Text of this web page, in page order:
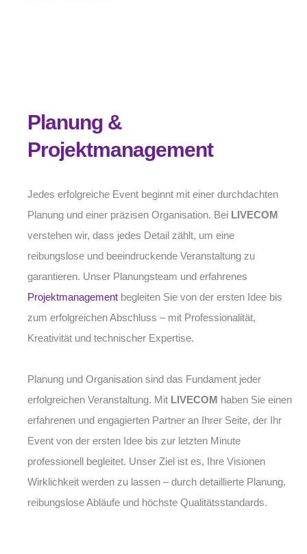
Planung &
Projektmanagement
Jedes erfolgreiche Event beginnt mit einer durchdachten
Planung und einer präzisen Organisation. Bei LIVECOM
verstehen wir, dass jedes Detail zählt, um eine
reibungslose und beeindruckende Veranstaltung zu
garantieren. Unser Planungsteam und erfahrenes
Projektmanagement begleiten Sie von der ersten Idee bis
zum erfolgreichen Abschluss – mit Professionalität,
Kreativität und technischer Expertise.
Planung und Organisation sind das Fundament jeder
erfolgreichen Veranstaltung. Mit LIVECOM haben Sie einen
erfahrenen und engagierten Partner an Ihrer Seite, der Ihr
Event von der ersten Idee bis zur letzten Minute
professionell begleitet. Unser Ziel ist es, Ihre Visionen
Wirklichkeit werden zu lassen – durch detaillierte Planung,
reibungslose Abläufe und höchste Qualitätsstandards.